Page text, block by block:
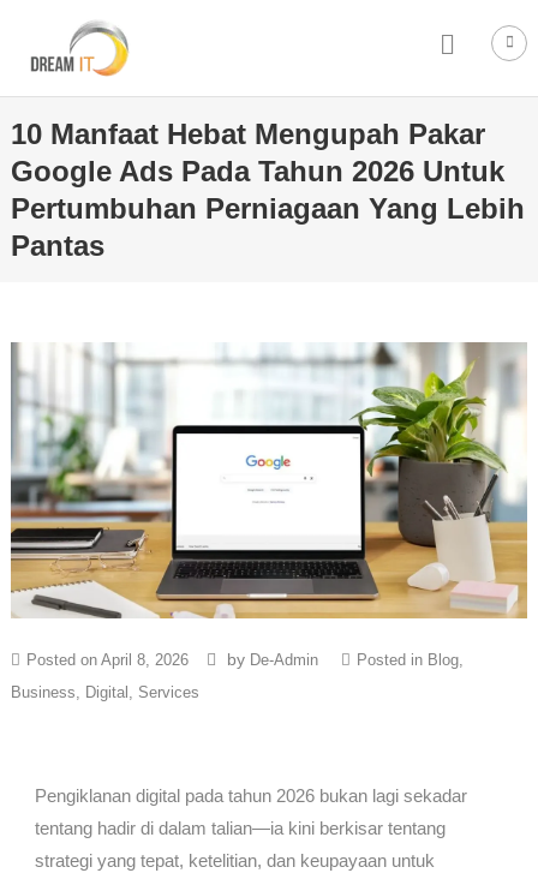
10 Manfaat Hebat Mengupah Pakar
Google Ads Pada Tahun 2026 Untuk
Pertumbuhan Perniagaan Yang Lebih
Pantas
Posted on April 8, 2026 by De-Admin Posted in Blog,
Business, Digital , Services
Pengiklanan digital pada tahun 2026 bukan lagi sekadar
tentang hadir di dalam talian—ia kini berkisar tentang
strategi yang tepat, ketelitian, dan keupayaan untuk